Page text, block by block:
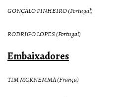
GONÇALO PINHEIRO (Portugal)
RODRIGO LOPES (Portugal)
Embaixadores
TIM MCKNEMMA (França)